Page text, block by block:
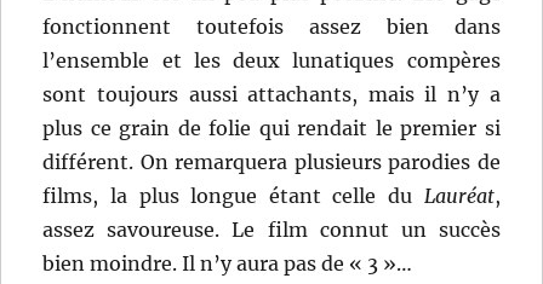
fonctionnent toutefois assez bien dans
l’ensemble et les deux lunatiques compères
sont toujours aussi attachants, mais il n’y a
plus ce grain de folie qui rendait le premier si
différent. On remarquera plusieurs parodies de
films, la plus longue étant celle du Lauréat,
assez savoureuse. Le film connut un succès
bien moindre. Il n’y aura pas de « 3 »…